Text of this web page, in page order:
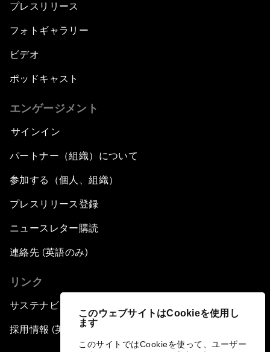
このウェブサイトはCookieを使用し
ます
このサイトではCookieを使って、ユーザー
プレスリリース
フォトギャラリー
ビデオ
ポッドキャスト
エンゲージメント
サインイン
パートナー（組織）について
参加する（個人、組織）
プレスリリース登録
ニュースレター購読
連絡先 (英語のみ)
リンク
サステナビリティへの取り組み
採用情報 (英語のみ)